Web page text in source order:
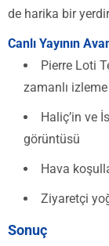
de harika bir
Canlı Yayının
Pierre Loti
zamanlı
Haliç’in ve
görüntüsü
Hava
Ziyaretçi
Sonuç